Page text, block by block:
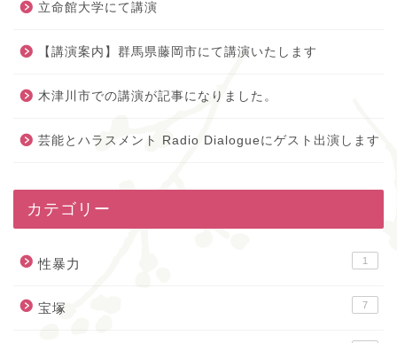
立命館大学にて講演
【講演案内】群馬県藤岡市にて講演いたします
木津川市での講演が記事になりました。
芸能とハラスメント Radio Dialogueにゲスト出演します
カテゴリー
性暴力 1
宝塚 7